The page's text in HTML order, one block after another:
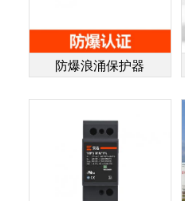
防爆浪涌保护器